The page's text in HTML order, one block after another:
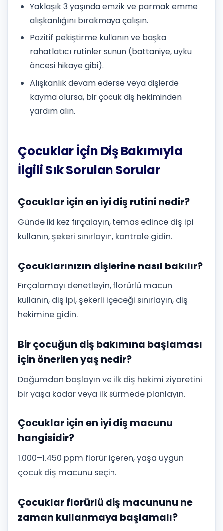
Yaklaşık 3 yaşında emzik ve parmak emme
alışkanlığını bırakmaya çalışın.
Pozitif pekiştirme kullanın ve başka
rahatlatıcı rutinler sunun (battaniye, uyku
öncesi hikaye gibi).
Alışkanlık devam ederse veya dişlerde
kayma olursa, bir çocuk diş hekiminden
yardım alın.
Çocuklar İçin Diş Bakımıyla
İlgili Sık Sorulan Sorular
Çocuklar için en iyi diş rutini nedir?
Günde iki kez fırçalayın, temas edince diş ipi
kullanın, şekeri sınırlayın, kontrole gidin.
Çocuklarınızın dişlerine nasıl bakılır?
Fırçalamayı denetleyin, florürlü macun
kullanın, diş ipi, şekerli içeceği sınırlayın, diş
hekimine gidin.
Bir çocuğun diş bakımına başlaması
için önerilen yaş nedir?
Doğumdan başlayın ve ilk diş hekimi ziyaretini
bir yaşa kadar veya ilk sürmede planlayın.
Çocuklar için en iyi diş macunu
hangisidir?
1.000–1.450 ppm florür içeren, yaşa uygun
çocuk diş macunu seçin.
Çocuklar florürlü diş macununu ne
zaman kullanmaya başlamalı?